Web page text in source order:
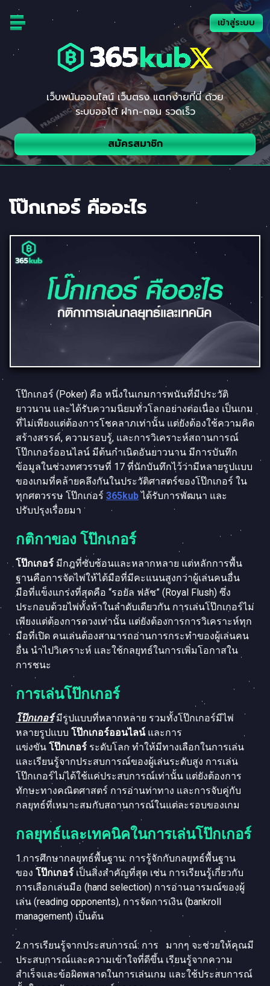
เว็บพนันออนไลน์ เว็บตรง แตกง่ายที่นี่ ด้วย
ระบบออโต้ ฝาก-ถอน รวดเร็ว
สมัครสมาชิก
เข้าสู่ระบบ
โป๊กเกอร์ คืออะไร
โป๊กเกอร์ (Poker) คือ หนึ่งในเกมการพนันที่มีประวัติ
ยาวนาน และได้รับความนิยมทั่วโลกอย่างต่อเนื่อง เป็นเกม
ที่ไม่เพียงแต่ต้องการโชคลาภเท่านั้น แต่ยังต้องใช้ความคิด
สร้างสรรค์, ความรอบรู้, และการวิเคราะห์สถานการณ์
โป๊กเกอร์ออนไลน์ มีต้นกำเนิดอันยาวนาน มีการบันทึก
ข้อมูลในช่วงทศวรรษที่ 17 ที่นักบันทึกไว้ว่ามีหลายรูปแบบ
ของเกมที่คล้ายคลึงกันในประวัติศาสตร์ของโป๊กเกอร์ ใน
ทุกศตวรรษ โป๊กเกอร์ 365kubได้รับการพัฒนา และ
ปรับปรุงเรื่อยมา
กติกาของ โป๊กเกอร์
โป๊กเกอร์ มีกฎที่ซับซ้อนและหลากหลาย แต่หลักการพื้น
ฐานคือการจัดไพ่ให้ได้มือที่มีคะแนนสูงกว่าผู้เล่นคนอื่น
มือที่แข็งแกร่งที่สุดคือ “รอยัล ฟลัช” (Royal Flush) ซึ่ง
ประกอบด้วยไพ่ทั้งห้าในลำดับเดียวกัน การเล่นโป๊กเกอร์ไม่
เพียงแต่ต้องการดวงเท่านั้น แต่ยังต้องการการวิเคราะห์ทุก
มือที่เปิด คนเล่นต้องสามารถอ่านการกระทำของผู้เล่นคน
อื่น นำไปวิเคราะห์ และใช้กลยุทธ์ในการเพิ่มโอกาสใน
การชนะ
การเล่นโป๊กเกอร์
โป๊กเกอร์มีรูปแบบที่หลากหลาย รวมทั้งโป๊กเกอร์มีไพ่
หลายรูปแบบ โป๊กเกอร์ออนไลน์และการ
แข่งขัน โป๊กเกอร์ ระดับโลก ทำให้มีทางเลือกในการเล่น
และเรียนรู้จากประสบการณ์ของผู้เล่นระดับสูง การเล่น
โป๊กเกอร์ไม่ได้ใช้แค่ประสบการณ์เท่านั้น แต่ยังต้องการ
ทักษะทางคณิตศาสตร์ การอ่านท่าทาง และการจับคู่กับ
กลยุทธ์ที่เหมาะสมกับสถานการณ์ในแต่ละรอบของเกม
กลยุทธ์และเทคนิคในการเล่นโป๊กเกอร์
1.การศึกษากลยุทธ์พื้นฐาน: การรู้จักกับกลยุทธ์พื้นฐาน
ของ โป๊กเกอร์ เป็นสิ่งสำคัญที่สุด เช่น การเรียนรู้เกี่ยวกับ
การเลือกเล่นมือ (hand selection) การอ่านอารมณ์ของผู้
เล่น (reading opponents), การจัดการเงิน (bankroll
management) เป็นต้น
2.การเรียนรู้จากประสบการณ์: การ
มากๆ จะช่วยให้คุณมี
ประสบการณ์และความเข้าใจที่ดีขึ้น เรียนรู้จากความ
สำเร็จและข้อผิดพลาดในการเล่นเกม และใช้ประสบการณ์